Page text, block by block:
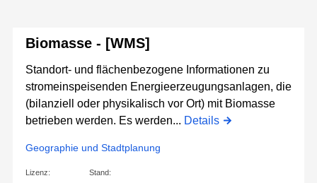
Biomasse - [WMS]
Standort- und flächenbezogene Informationen zu
stromeinspeisenden Energieerzeugungsanlagen, die
(bilanziell oder physikalisch vor Ort) mit Biomasse
betrieben werden. Es werden... Details
Geographie und Stadtplanung
Lizenz: Stand: